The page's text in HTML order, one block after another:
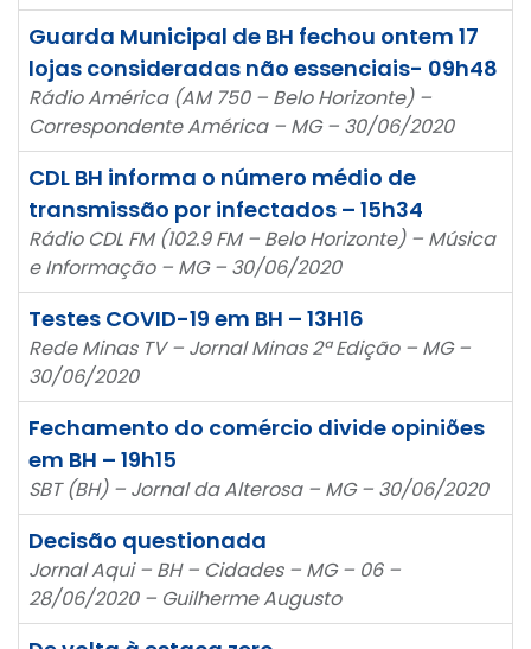
Guarda Municipal de BH fechou ontem 17
lojas consideradas não essenciais- 09h48
Rádio América (AM 750 – Belo Horizonte) –
Correspondente América – MG – 30/06/2020
CDL BH informa o número médio de
transmissão por infectados – 15h34
Rádio CDL FM (102.9 FM – Belo Horizonte) – Música
e Informação – MG – 30/06/2020
Testes COVID-19 em BH – 13H16
Rede Minas TV – Jornal Minas 2ª Edição – MG –
30/06/2020
Fechamento do comércio divide opiniões
em BH – 19h15
SBT (BH) – Jornal da Alterosa – MG – 30/06/2020
Decisão questionada
Jornal Aqui – BH – Cidades – MG – 06 –
28/06/2020 – Guilherme Augusto